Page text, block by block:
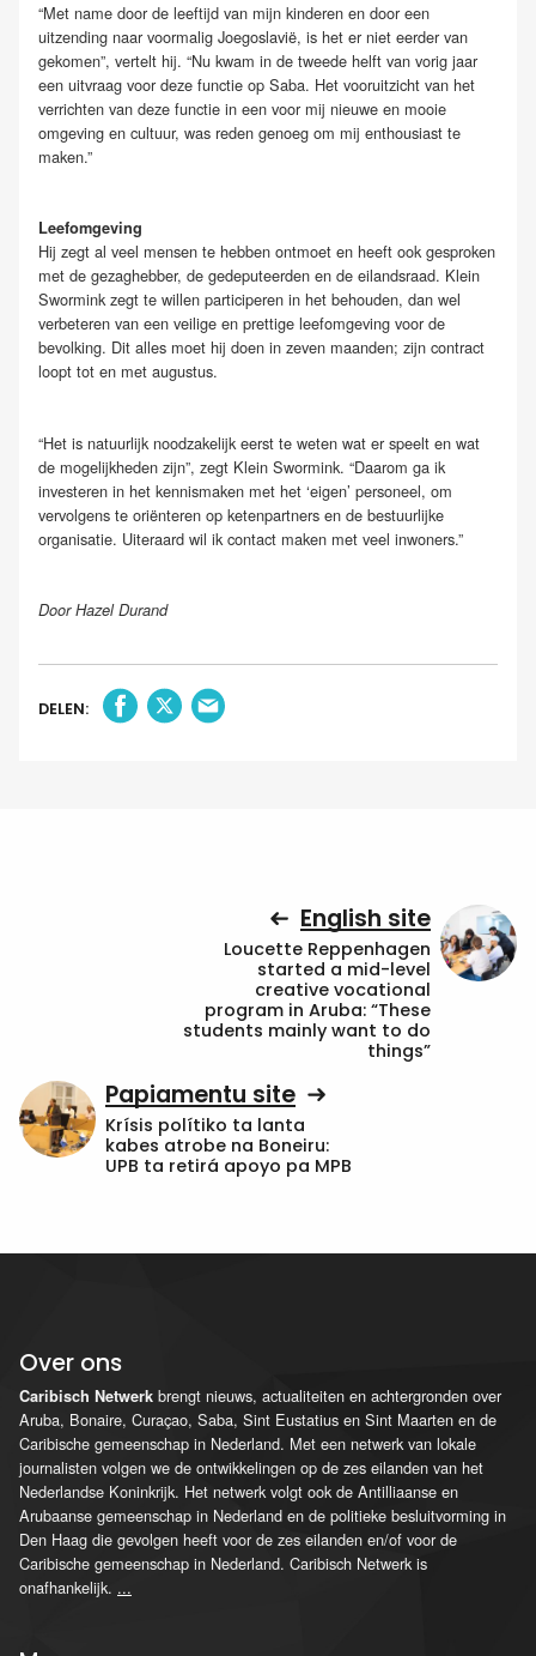
“Met name door de leeftijd van mijn kinderen en door een
uitzending naar voormalig Joegoslavië, is het er niet eerder van
gekomen”, vertelt hij. “Nu kwam in de tweede helft van vorig jaar
een uitvraag voor deze functie op Saba. Het vooruitzicht van het
verrichten van deze functie in een voor mij nieuwe en mooie
omgeving en cultuur, was reden genoeg om mij enthousiast te
maken.”
Leefomgeving
Hij zegt al veel mensen te hebben ontmoet en heeft ook gesproken
met de gezaghebber, de gedeputeerden en de eilandsraad. Klein
Swormink zegt te willen participeren in het behouden, dan wel
verbeteren van een veilige en prettige leefomgeving voor de
bevolking. Dit alles moet hij doen in zeven maanden; zijn contract
loopt tot en met augustus.
“Het is natuurlijk noodzakelijk eerst te weten wat er speelt en wat
de mogelijkheden zijn”, zegt Klein Swormink. “Daarom ga ik
investeren in het kennismaken met het ‘eigen’ personeel, om
vervolgens te oriënteren op ketenpartners en de bestuurlijke
organisatie. Uiteraard wil ik contact maken met veel inwoners.”
Door Hazel Durand
DELEN:
English site
Loucette Reppenhagen
started a mid-level
creative vocational
program in Aruba: “These
students mainly want to do
things”
Papiamentu site
Krísis polítiko ta lanta
kabes atrobe na Boneiru:
UPB ta retirá apoyo pa MPB
Over ons
Caribisch Netwerk brengt nieuws, actualiteiten en achtergronden over
Aruba, Bonaire, Curaçao, Saba, Sint Eustatius en Sint Maarten en de
Caribische gemeenschap in Nederland. Met een netwerk van lokale
journalisten volgen we de ontwikkelingen op de zes eilanden van het
Nederlandse Koninkrijk. Het netwerk volgt ook de Antilliaanse en
Arubaanse gemeenschap in Nederland en de politieke besluitvorming in
Den Haag die gevolgen heeft voor de zes eilanden en/of voor de
Caribische gemeenschap in Nederland. Caribisch Netwerk is
onafhankelijk. ...